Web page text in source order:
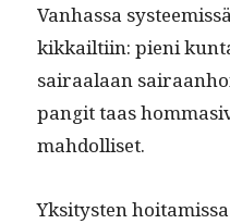
Van­has­sa
kikkailti­in: pieni
sairaalaan
pan­git taas
mahdolliset.
Yksi­tys­ten